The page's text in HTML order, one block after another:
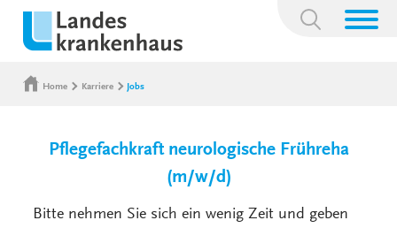
Suchbegriff:
Home Karriere Jobs
Pflegefachkraft neurologische Frühreha
(m/w/d)
Bitte nehmen Sie sich ein wenig Zeit und geben